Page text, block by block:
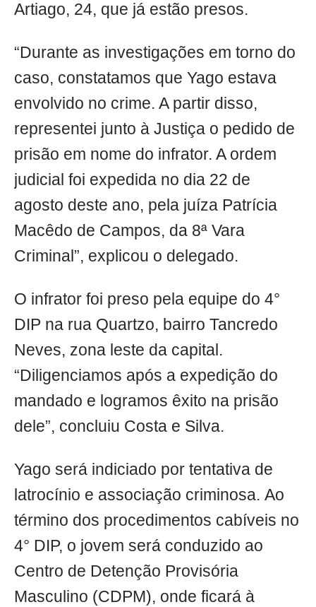
Artiago, 24, que já estão presos.
“Durante as investigações em torno do
caso, constatamos que Yago estava
envolvido no crime. A partir disso,
representei junto à Justiça o pedido de
prisão em nome do infrator. A ordem
judicial foi expedida no dia 22 de
agosto deste ano, pela juíza Patrícia
Macêdo de Campos, da 8ª Vara
Criminal”, explicou o delegado.
O infrator foi preso pela equipe do 4°
DIP na rua Quartzo, bairro Tancredo
Neves, zona leste da capital.
“Diligenciamos após a expedição do
mandado e logramos êxito na prisão
dele”, concluiu Costa e Silva.
Yago será indiciado por tentativa de
latrocínio e associação criminosa. Ao
término dos procedimentos cabíveis no
4° DIP, o jovem será conduzido ao
Centro de Detenção Provisória
Masculino (CDPM), onde ficará à